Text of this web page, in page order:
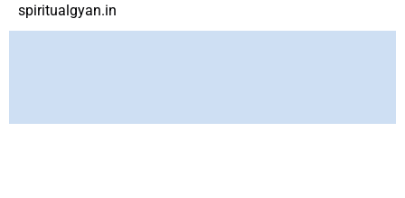
spiritualgyan.in